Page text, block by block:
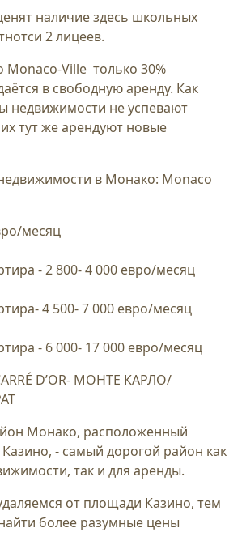
наличие здесь школьных
2 лицеев.
Ville только 30%
в свободную аренду. Как
недвижимости не успевают
тут же арендуют новые
в Монако: Monaco
месяц
- 2 800- 4 000 евро/месяц
4 500- 7 000 евро/месяц
- 6 000- 17 000 евро/месяц
D’OR- МОНТЕ КАРЛО/
Монако, расположенный
- самый дорогой район как
так и для аренды.
от площади Казино, тем
более разумные цены